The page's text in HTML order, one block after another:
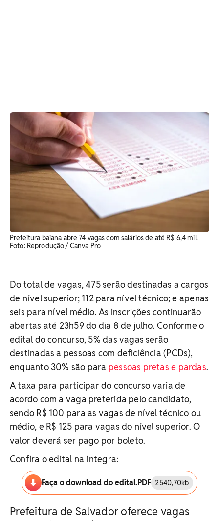
Prefeitura baiana abre 74 vagas com salários de até R$ 6,4 mil.
Foto: Reprodução / Canva Pro
Do total de vagas, 475 serão destinadas a cargos
de nível superior; 112 para nível técnico; e apenas
seis para nível médio. As inscrições continuarão
abertas até 23h59 do dia 8 de julho. Conforme o
edital do concurso, 5% das vagas serão
destinadas a pessoas com deficiência (PCDs),
enquanto 30% são para pessoas pretas e pardas.
A taxa para participar do concurso varia de
acordo com a vaga preterida pelo candidato,
sendo R$ 100 para as vagas de nível técnico ou
médio, e R$ 125 para vagas do nível superior. O
valor deverá ser pago por boleto.
Confira o edital na íntegra:
Faça o download do edital.PDF 2540,70kb
Prefeitura de Salvador oferece vagas